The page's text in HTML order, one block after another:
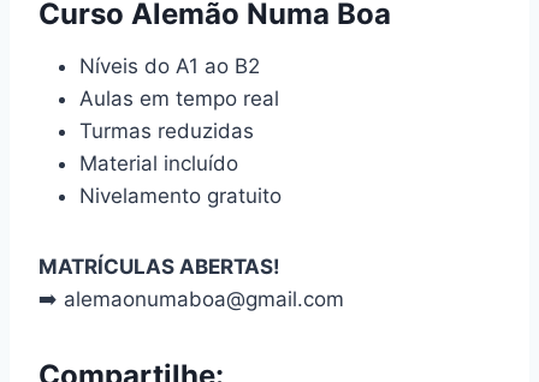
Curso Alemão Numa Boa
Níveis do A1 ao B2
Aulas em tempo real
Turmas reduzidas
Material incluído
Nivelamento gratuito
MATRÍCULAS ABERTAS!
➡️ alemaonumaboa@gmail.com